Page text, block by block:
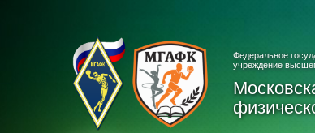
Федеральное
учреждение